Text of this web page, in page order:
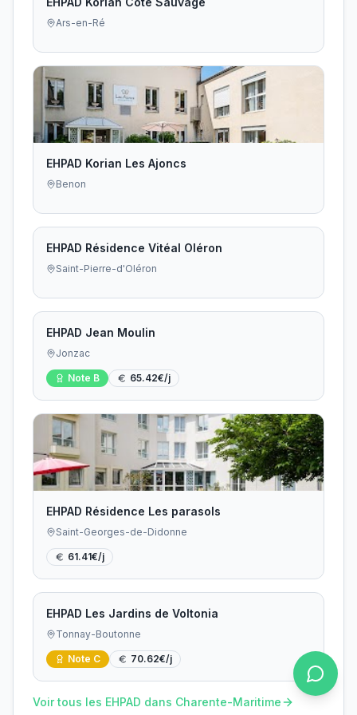
Ars-en-Ré
EHPAD Korian Les Ajoncs
Benon
EHPAD Résidence Vitéal Oléron
Saint-Pierre-d'Oléron
EHPAD Jean Moulin
Jonzac
Note B 65.42€/j
EHPAD Résidence Les parasols
Saint-Georges-de-Didonne
61.41€/j
EHPAD Les Jardins de Voltonia
Tonnay-Boutonne
Note C 70.62€/j
Voir tous les EHPAD dans Charente-Maritime